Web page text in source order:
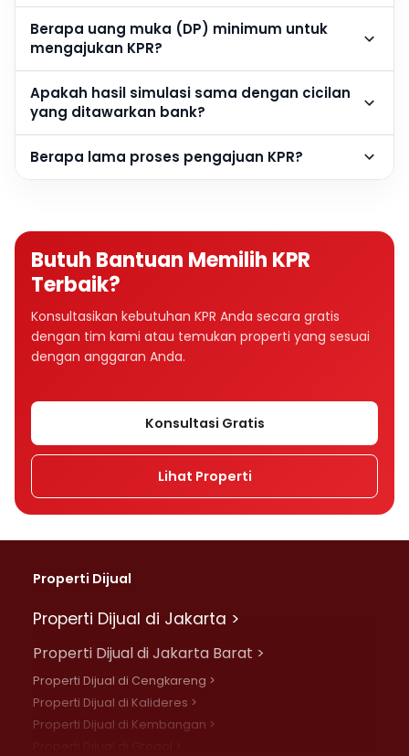
Berapa uang muka (DP) minimum untuk
mengajukan KPR?
Apakah hasil simulasi sama dengan cicilan
yang ditawarkan bank?
Berapa lama proses pengajuan KPR?
Butuh Bantuan Memilih KPR
Terbaik?
Konsultasikan kebutuhan KPR Anda secara gratis
dengan tim kami atau temukan properti yang sesuai
dengan anggaran Anda.
Konsultasi Gratis
Lihat Properti
Properti Dijual
Properti Dijual di Jakarta >
Properti Dijual di Jakarta Barat >
Properti Dijual di Cengkareng >
Properti Dijual di Kalideres >
Properti Dijual di Kembangan >